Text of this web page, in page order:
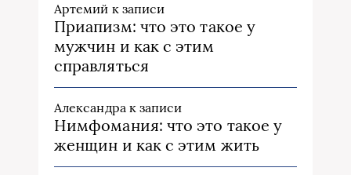
Артемий к записи
Приапизм: что это такое у
мужчин и как с этим
справляться
Александрак записи
Нимфомания: что это такое у
женщин и как с этим жить